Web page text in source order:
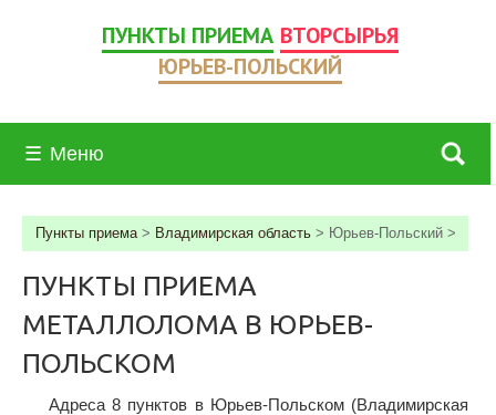
ПУНКТЫ ПРИЕМА ВТОРСЫРЬЯ
ЮРЬЕВ-ПОЛЬСКИЙ
☰ Меню
Пункты приема> Владимирская область > Юрьев-Польский >
ПУНКТЫ ПРИЕМА
МЕТАЛЛОЛОМА В ЮРЬЕВ-
ПОЛЬСКОМ
Адреса 8 пунктов в Юрьев-Польском (Владимирская